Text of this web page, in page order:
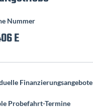
Nummer
E
Finanzierungsangebote
Probefahrt-Termine